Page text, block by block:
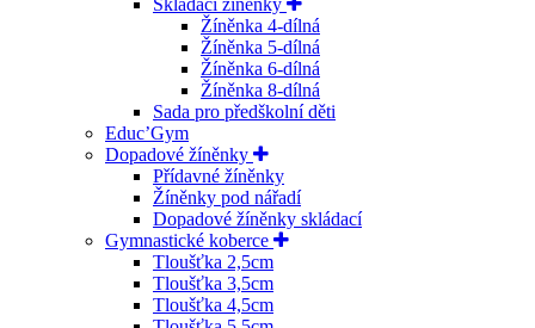
Skládací žíněnky
Žíněnka 4-dílná
Žíněnka 5-dílná
Žíněnka 6-dílná
Žíněnka 8-dílná
Sada pro předškolní děti
Educ’Gym
Dopadové žíněnky
Přídavné žíněnky
Žíněnky pod nářadí
Dopadové žíněnky skládací
Gymnastické koberce
Tloušťka 2,5cm
Tloušťka 3,5cm
Tloušťka 4,5cm